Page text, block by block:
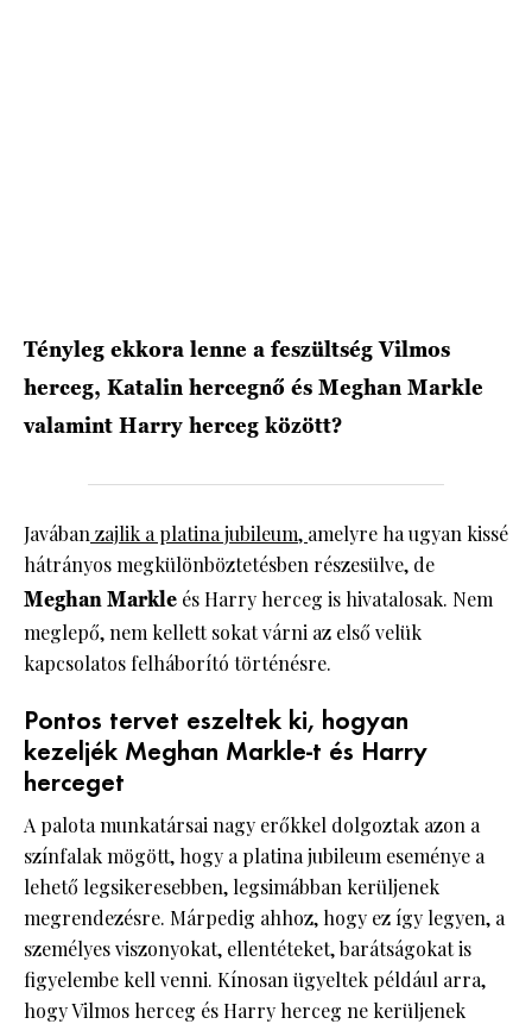
Tényleg ekkora lenne a feszültség Vilmos
herceg, Katalin hercegnő és Meghan Markle
valamint Harry herceg között?
Javában zajlik a platina jubileum, amelyre ha ugyan kissé
hátrányos megkülönböztetésben részesülve, de
Meghan Markle és Harry herceg is hivatalosak. Nem
meglepő, nem kellett sokat várni az első velük
kapcsolatos felháborító történésre.
Pontos tervet eszeltek ki, hogyan
kezeljék Meghan Markle-t és Harry
herceget
A palota munkatársai nagy erőkkel dolgoztak azon a
színfalak mögött, hogy a platina jubileum eseménye a
lehető legsikeresebben, legsimábban kerüljenek
megrendezésre. Márpedig ahhoz, hogy ez így legyen, a
személyes viszonyokat, ellentéteket, barátságokat is
figyelembe kell venni. Kínosan ügyeltek például arra,
hogy Vilmos herceg és Harry herceg ne kerüljenek